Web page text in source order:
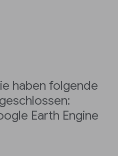
haben folgende
Earth Engine